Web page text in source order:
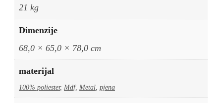
21 kg
Dimenzije
68,0 × 65,0 × 78,0 cm
materijal
100% poliester, Mdf, Metal pjena